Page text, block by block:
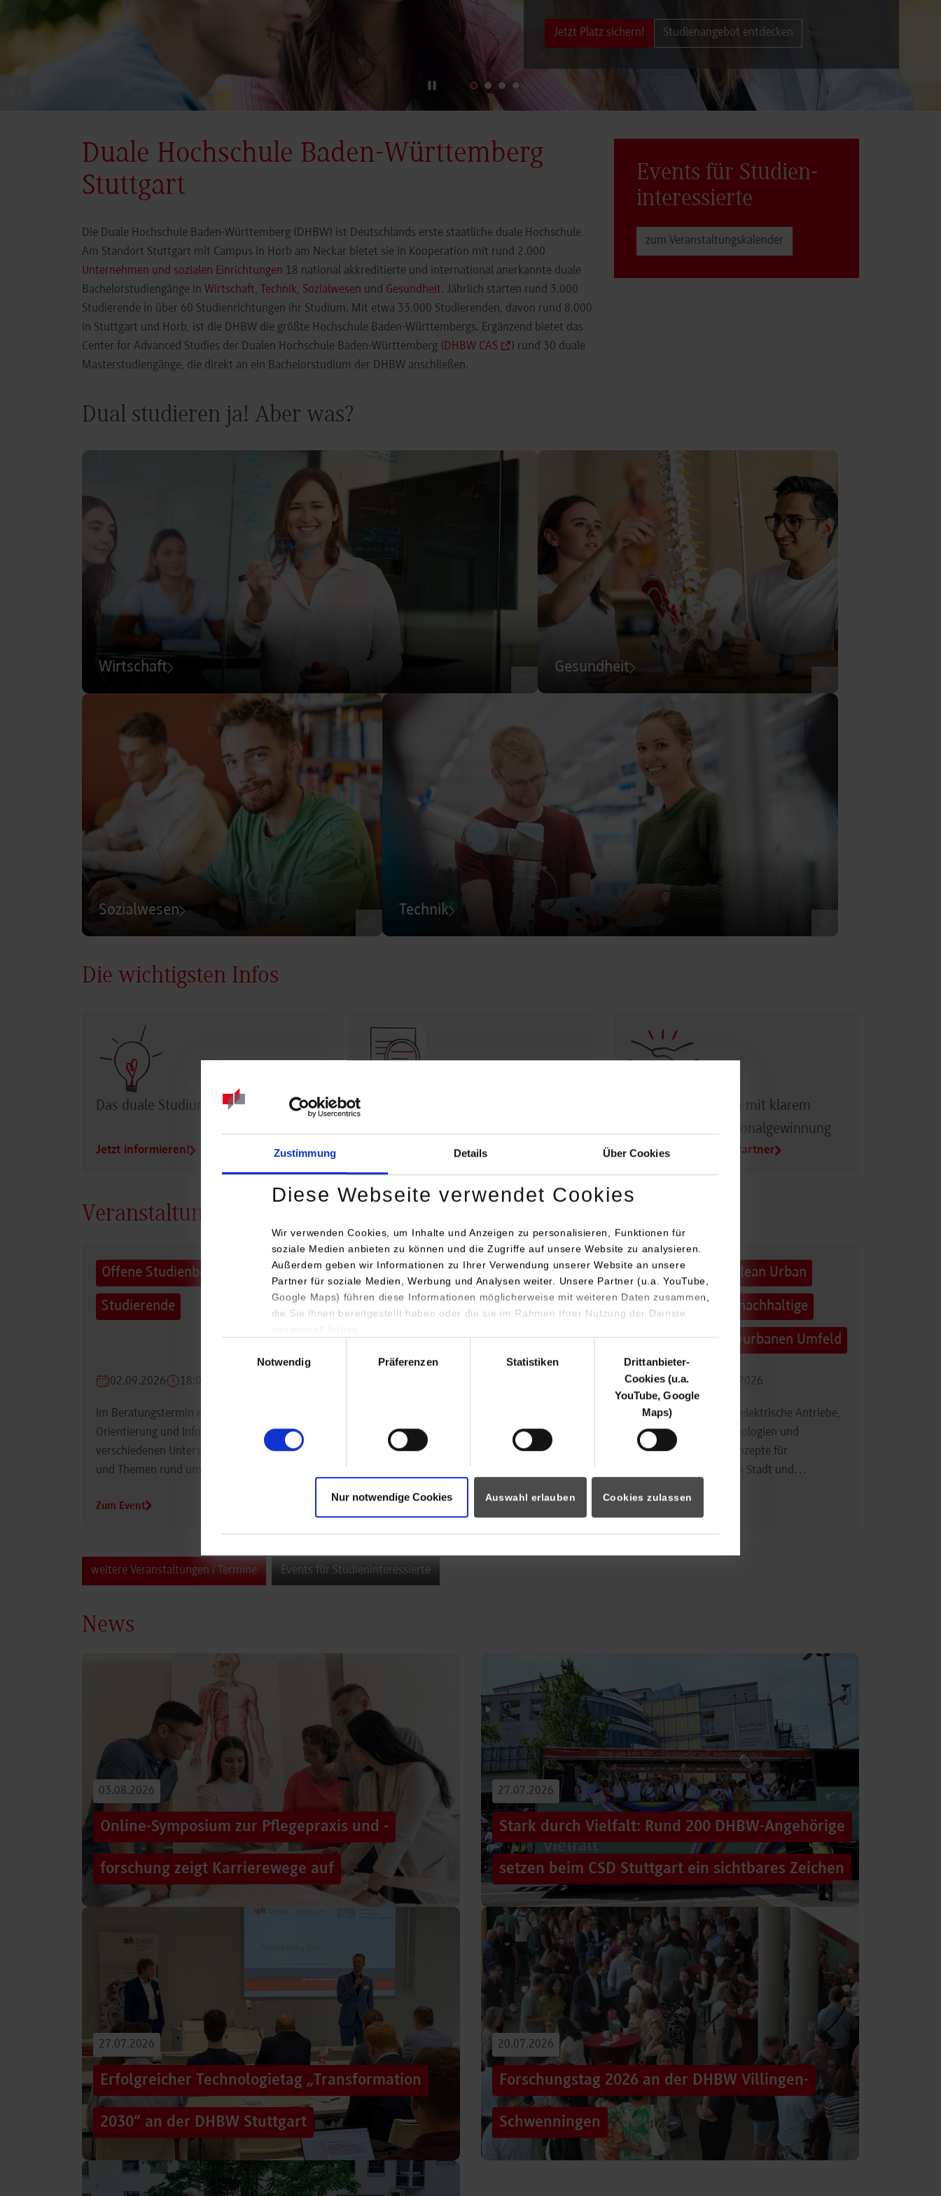
Zustimmung Details Über Cookies
Diese Webseite verwendet Cookies
Wir verwenden Cookies, um Inhalte und Anzeigen zu personalisieren, Funktionen für
soziale Medien anbieten zu können und die Zugriffe auf unsere Website zu analysieren.
Außerdem geben wir Informationen zu Ihrer Verwendung unserer Website an unsere
Partner für soziale Medien, Werbung und Analysen weiter. Unsere Partner (u.a. YouTube,
Google Maps) führen diese Informationen möglicherweise mit weiteren Daten zusammen,
die Sie ihnen bereitgestellt haben oder die sie im Rahmen Ihrer Nutzung der Dienste
Notwendig
Präferenzen Statistiken
Drittanbieter-
Cookies (u.a.
YouTube, Google
Maps)
Nur notwendige Cookies Auswahl erlauben Cookies zulassen
Jetzt Platz sichern! Studienangebot entdecken
Duale Hochschule Baden-Württemberg
Stuttgart
Die Duale Hochschule Baden-Württemberg (DHBW) ist Deutschlands erste staatliche duale Hochschule.
Am Standort Stuttgart mit Campus in Horb am Neckar bietet sie in Kooperation mit rund 2.000
Unternehmen und sozialen Einrichtungen 18 national akkreditierte und international anerkannte duale
Bachelorstudiengänge in Wirtschaft, Technik, Sozialwesen und Gesundheit. Jährlich starten rund 3.000
Studierende in über 60 Studienrichtungen ihr Studium. Mit etwa 33.000 Studierenden, davon rund 8.000
in Stuttgart und Horb, ist die DHBW die größte Hochschule Baden-Württembergs. Ergänzend bietet das
Center for Advanced Studies der Dualen Hochschule Baden-Württemberg (DHBW CAS
) rund 30 duale
Masterstudiengänge, die direkt an ein Bachelorstudium der DHBW anschließen.
Events für Studien­
interessierte
zum Veranstaltungs­kalender
Dual studieren ja! Aber was?
Wirtschaft Gesundheit
Sozialwesen Technik
Die wichtigsten Infos
Das duale Studium im Überblick
Jetzt informieren! Profil der DHBW Stuttgart
Dualer Partner sein mit klarem
Vorteil bei der Personalgewinnung
Alle Infos für Duale Partner
Veranstaltungen
Offene Studienberatung für
Studierende
02.09.2026 18:00 Uhr
Im Beratungstermin erhalten Studierende
Orientierung und Informationen zu
verschiedenen Unterstützungsmöglichkeiten
und Themen rund um das Studium.
Zum Event
INDIS-Infoveranstaltung für
Studierende
Studierende
Zum Event
Technologietag: Clean Urban
Transportation – nachhaltige
Mobilität im (sub)urbanen Umfeld
16.09.2026 - 17.09.2026
Im Mittelpunkt stehen elektrische Antriebe,
moderne Batterietechnologien und
innovative Fahrzeugkonzepte für
nachhaltige Mobilität in Stadt und…
weitere Veranstaltungen / Termine Events für Studieninteressierte
News
03.08.2026
Online-Symposium zur Pflegepraxis und -
forschung zeigt Karrierewege auf
Von der Promotion in Australien über die Weiterentwicklung
Führungsaufgaben – Drei…
Beitrag lesen
27.07.2026
Stark durch Vielfalt: Rund 200 DHBW-Angehörige
setzen beim CSD Stuttgart ein sichtbares Zeichen
Hunderttausende Menschen säumten am Samstag die Straßen der
Stuttgarter Innenstadt. Mitten im farbenfrohen Zug: ein eigener DHBW-
Truck, eine große…
Beitrag lesen
27.07.2026
Erfolgreicher Technologietag „Transformation
2030“ an der DHBW Stuttgart
Wie gelingt Transformation in einer Zeit, in der sich Technologien, Märkte
und gesellschaftliche Rahmenbedingungen immer schneller verändern?
Genau…
20.07.2026
Forschungstag 2026 an der DHBW Villingen-
Schwenningen
Grenzen überschreiten – und dennoch eine Verbindung schaffen, mit